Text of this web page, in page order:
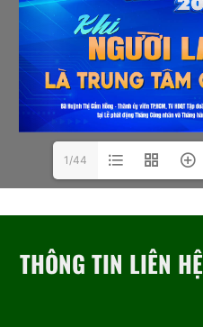
1/44
THÔNG TIN LIÊN HỆ